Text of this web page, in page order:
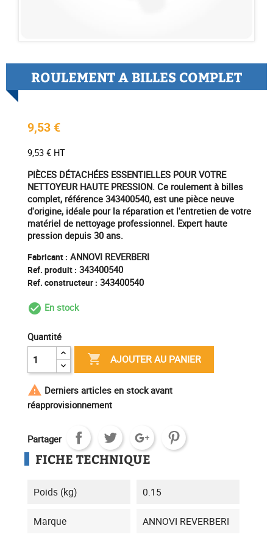
ROULEMENT A BILLES COMPLET
9,53 €
9,53 € HT
PIÈCES DÉTACHÉES ESSENTIELLES POUR VOTRE
NETTOYEUR HAUTE PRESSION. Ce roulement à billes
complet, référence 343400540, est une pièce neuve
d'origine, idéale pour la réparation et l'entretien de votre
matériel de nettoyage professionnel. Expert haute
pression depuis 30 ans.
Fabricant : ANNOVI REVERBERI
Ref. produit : 343400540
Ref. constructeur : 343400540
check_circle_outline
En stock
Quantité
 AJOUTER AU PANIER
 Derniers articles en stock avant
réapprovisionnement
Partager
FICHE TECHNIQUE
Poids (kg) 0.15
Marque ANNOVI REVERBERI